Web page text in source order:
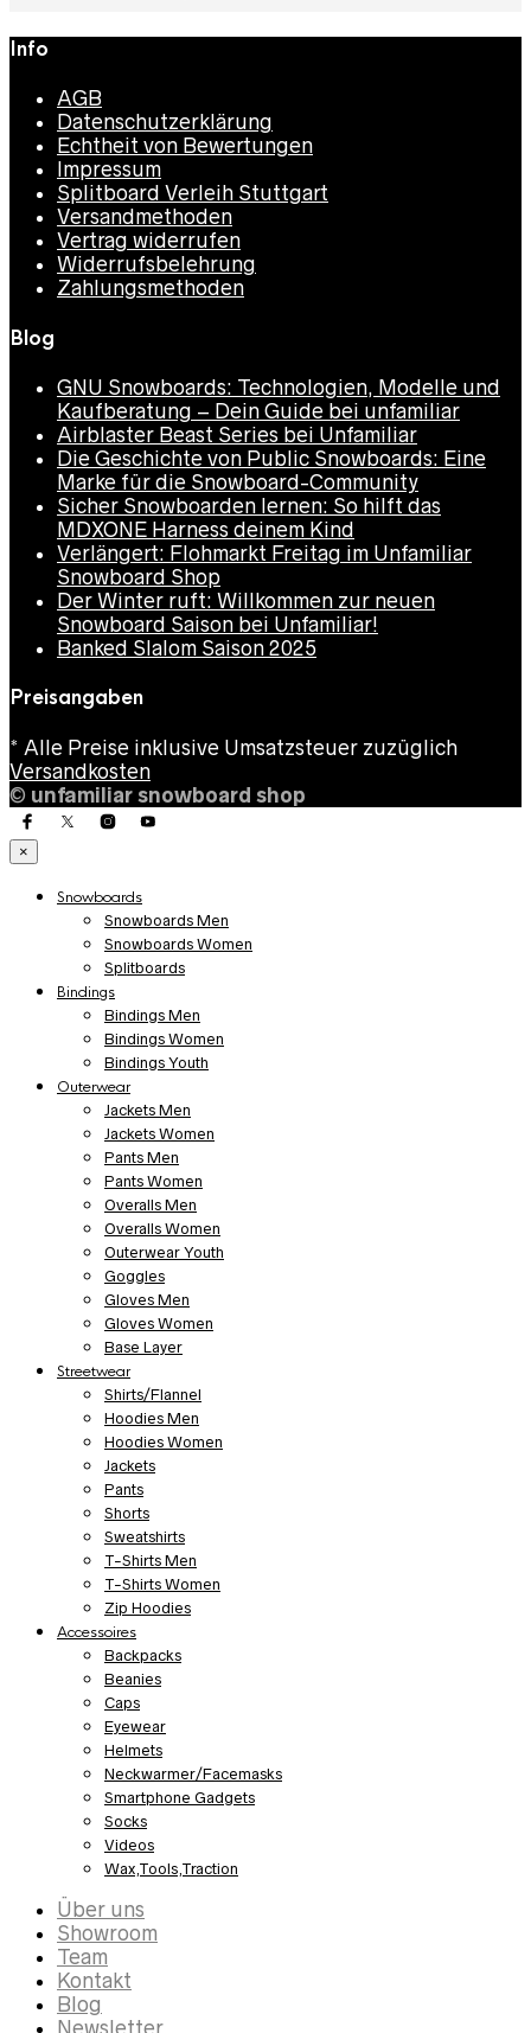
Info
AGB
Datenschutzerklärung
Echtheit von Bewertungen
Impressum
Splitboard Verleih Stuttgart
Versandmethoden
Vertrag widerrufen
Widerrufsbelehrung
Zahlungsmethoden
Blog
GNU Snowboards: Technologien, Modelle und
Kaufberatung – Dein Guide bei unfamiliar
Airblaster Beast Series bei Unfamiliar
Die Geschichte von Public Snowboards: Eine
Marke für die Snowboard-Community
Sicher Snowboarden lernen: So hilft das
MDXONE Harness deinem Kind
Verlängert: Flohmarkt Freitag im Unfamiliar
Snowboard Shop
Der Winter ruft: Willkommen zur neuen
Snowboard Saison bei Unfamiliar!
Banked Slalom Saison 2025
Preisangaben
* Alle Preise inklusive Umsatzsteuer zuzüglich
Versandkosten
© unfamiliar snowboard shop
×
Snowboards
Snowboards Men
Snowboards Women
Splitboards
Bindings
Bindings Men
Bindings Women
Bindings Youth
Outerwear
Jackets Men
Jackets Women
Pants Men
Pants Women
Overalls Men
Overalls Women
Outerwear Youth
Goggles
Gloves Men
Gloves Women
Base Layer
Streetwear
Shirts/Flannel
Hoodies Men
Hoodies Women
Jackets
Pants
Shorts
Sweatshirts
T-Shirts Men
T-Shirts Women
Zip Hoodies
Accessoires
Backpacks
Beanies
Caps
Eyewear
Helmets
Neckwarmer/Facemasks
Smartphone Gadgets
Socks
Videos
Wax,Tools,Traction
Über uns
Showroom
Team
Kontakt
Blog
Newsletter